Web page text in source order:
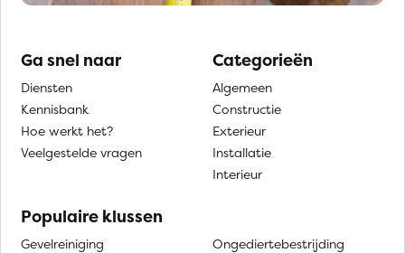
Ga snel naar
Diensten
Kennisbank
Hoe werkt het?
Veelgestelde vragen
Categorieën
Algemeen
Constructie
Exterieur
Installatie
Interieur
Populaire klussen
Gevelreiniging
Ongediertebestrijding